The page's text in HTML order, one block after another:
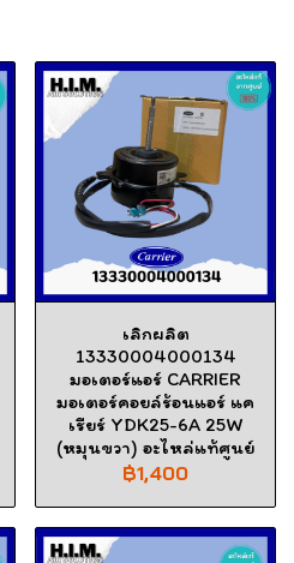
เลิกผลิต
13330004000134
มอเตอร์แอร์ CARRIER
มอเตอร์คอยล์ร้อนแอร์ แค
เรียร์ YDK25-6A 25W
(หมุนขวา) อะไหล่แท้ศูนย์
฿1,400